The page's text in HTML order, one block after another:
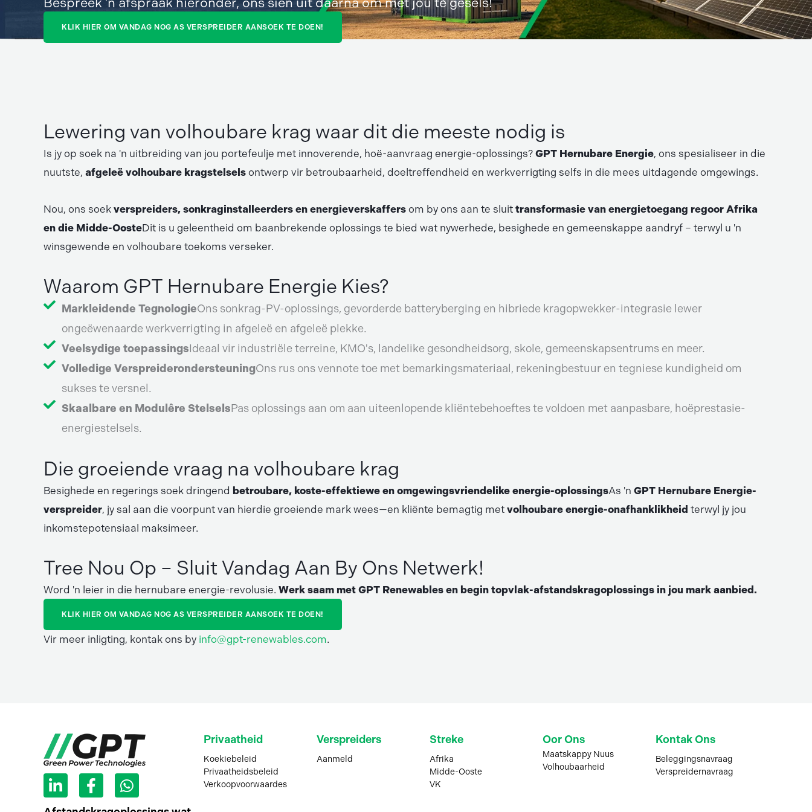
KLIK HIER OM VANDAG NOG AS VERSPREIDER AANSOEK TE DOEN!
Lewering van volhoubare krag waar dit die meeste nodig is
Is jy op soek na 'n uitbreiding van jou portefeulje met innoverende, hoë-aanvraag energie-oplossings? GPT Hernubare Energie, ons spesialiseer in die
nuutste, afgeleë volhoubare kragstelsels ontwerp vir betroubaarheid, doeltreffendheid en werkverrigting selfs in die mees uitdagende omgewings.
Nou, ons soek verspreiders, sonkraginstalleerders en energieverskaffers om by ons aan te sluit transformasie van energietoegang regoor Afrika
en die Midde-OosteDit is u geleentheid om baanbrekende oplossings te bied wat nywerhede, besighede en gemeenskappe aandryf – terwyl u 'n
winsgewende en volhoubare toekoms verseker.
Waarom GPT Hernubare Energie Kies?
Markleidende TegnologieOns sonkrag-PV-oplossings, gevorderde batteryberging en hibriede kragopwekker-integrasie lewer
ongeëwenaarde werkverrigting in afgeleë en afgeleë plekke.
Veelsydige toepassingsIdeaal vir industriële terreine, KMO's, landelike gesondheidsorg, skole, gemeenskapsentrums en meer.
Volledige VerspreiderondersteuningOns rus ons vennote toe met bemarkingsmateriaal, rekeningbestuur en tegniese kundigheid om
sukses te versnel.
Skaalbare en Modulêre StelselsPas oplossings aan om aan uiteenlopende kliëntebehoeftes te voldoen met aanpasbare, hoëprestasie-
energiestelsels.
Die groeiende vraag na volhoubare krag
Besighede en regerings soek dringend betroubare, koste-effektiewe en omgewingsvriendelike energie-oplossingsAs 'n GPT Hernubare Energie-
verspreider, jy sal aan die voorpunt van hierdie groeiende mark wees—en kliënte bemagtig met volhoubare energie-onafhanklikheid terwyl jy jou
inkomstepotensiaal maksimeer.
Tree Nou Op – Sluit Vandag Aan By Ons Netwerk!
Word 'n leier in die hernubare energie-revolusie. Werk saam met GPT Renewables en begin topvlak-afstandskragoplossings in jou mark aanbied.
KLIK HIER OM VANDAG NOG AS VERSPREIDER AANSOEK TE DOEN!
Vir meer inligting, kontak ons by info@gpt-renewables.com.
L
i
n
F
a
c
W
h
a
Privaatheid
Koekiebeleid
Privaatheidsbeleid
Verkoopvoorwaardes
Verspreiders
Aanmeld
Streke
Afrika
Midde-Ooste
VK
Oor Ons
Maatskappy Nuus
Volhoubaarheid
Kontak Ons
Beleggingsnavraag
Verspreidernavraag